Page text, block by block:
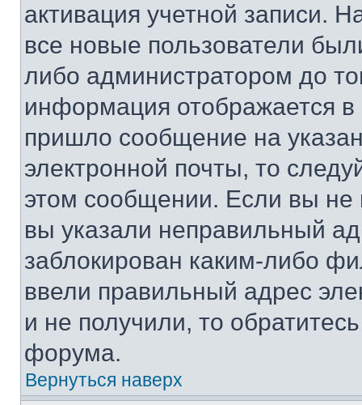
активация учетной записи.
все новые пользователи
либо администратором до
информация отображается
пришло сообщение на
электронной почты, то
этом сообщении. Если вы
вы указали неправильный
заблокирован каким-либо
ввели правильный адрес
и не получили, то
форума.
Вернуться наверх